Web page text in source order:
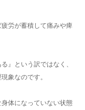
労が蓄積して痛みや痺
』という訳ではなく、
象なのです。
体になっていない状態